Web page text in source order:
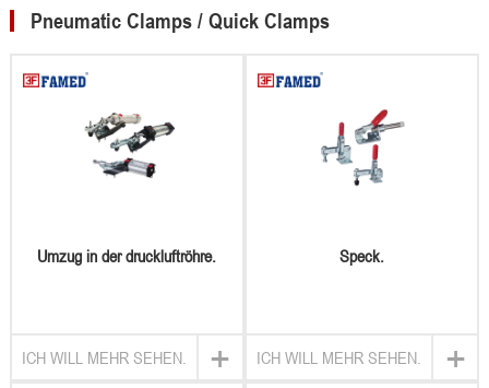
Pneumatic Clamps / Quick Clamps
Umzug in der druckluftröhre.
+
ICH WILL MEHR SEHEN.
Speck.
+
ICH WILL MEHR SEHEN.